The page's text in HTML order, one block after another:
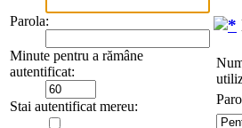
Parola:
Minute pentru a rămâne
autentificat:
Stai autentificat mereu: